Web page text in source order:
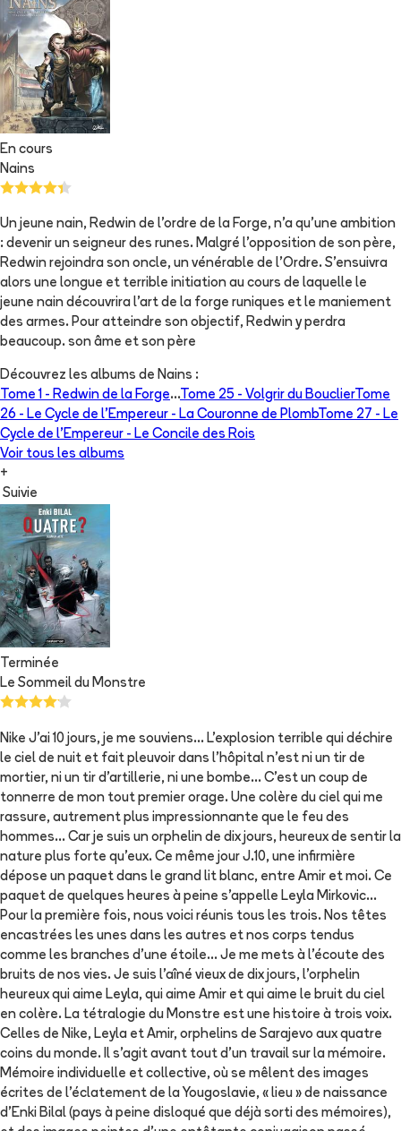
En cours
Nains
Un jeune nain, Redwin de l'ordre de la Forge, n'a qu'une ambition
: devenir un seigneur des runes. Malgré l'opposition de son père,
Redwin rejoindra son oncle, un vénérable de l'Ordre. S'ensuivra
alors une longue et terrible initiation au cours de laquelle le
jeune nain découvrira l'art de la forge runiques et le maniement
des armes. Pour atteindre son objectif, Redwin y perdra
beaucoup. son âme et son père
Découvrez les albums de Nains :
Tome 1 - Redwin de la Forge...Tome 25 - Volgrir du BouclierTome
26 - Le Cycle de l’Empereur - La Couronne de PlombTome 27 - Le
Cycle de l’Empereur - Le Concile des Rois
Voir tous les albums
+
Suivie
Terminée
Le Sommeil du Monstre
Nike J'ai 10 jours, je me souviens... L'explosion terrible qui déchire
le ciel de nuit et fait pleuvoir dans l'hôpital n'est ni un tir de
mortier, ni un tir d'artillerie, ni une bombe... C'est un coup de
tonnerre de mon tout premier orage. Une colère du ciel qui me
rassure, autrement plus impressionnante que le feu des
hommes... Car je suis un orphelin de dix jours, heureux de sentir la
nature plus forte qu'eux. Ce même jour J.10, une infirmière
dépose un paquet dans le grand lit blanc, entre Amir et moi. Ce
paquet de quelques heures à peine s'appelle Leyla Mirkovic...
Pour la première fois, nous voici réunis tous les trois. Nos têtes
encastrées les unes dans les autres et nos corps tendus
comme les branches d'une étoile... Je me mets à l'écoute des
bruits de nos vies. Je suis l'aîné vieux de dix jours, l'orphelin
heureux qui aime Leyla, qui aime Amir et qui aime le bruit du ciel
en colère. La tétralogie du Monstre est une histoire à trois voix.
Celles de Nike, Leyla et Amir, orphelins de Sarajevo aux quatre
coins du monde. Il s'agit avant tout d'un travail sur la mémoire.
Mémoire individuelle et collective, où se mêlent des images
écrites de l'éclatement de la Yougoslavie, « lieu » de naissance
d'Enki Bilal (pays à peine disloqué que déjà sorti des mémoires),